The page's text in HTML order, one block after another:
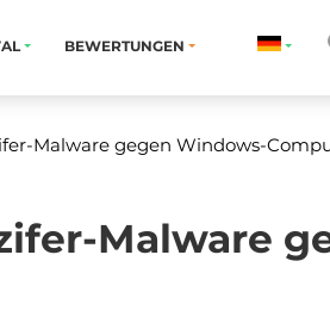
BEWERTUNGEN
Malware gegen Windows-
Malware